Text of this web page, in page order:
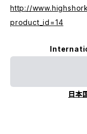
http://
product_id=14
日本